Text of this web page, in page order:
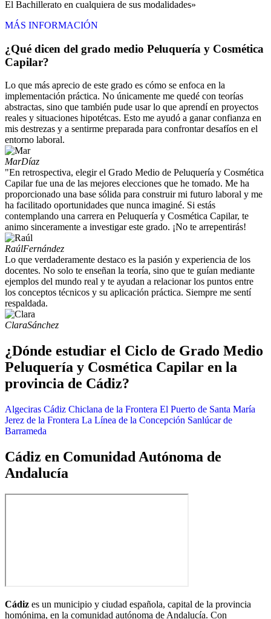
El Bachillerato en cualquiera de sus modalidades»
MÁS INFORMACIÓN
¿Qué dicen del grado medio Peluquería y Cosmética
Capilar?
Lo que más aprecio de este grado es cómo se enfoca en la
implementación práctica. No únicamente me quedé con teorías
abstractas, sino que también pude usar lo que aprendí en proyectos
reales y situaciones hipotétcas. Esto me ayudó a ganar confianza en
mis destrezas y a sentirme preparada para confrontar desafíos en el
entorno laboral.
MarDíaz
"En retrospectiva, elegir el Grado Medio de Peluquería y Cosmética
Capilar fue una de las mejores elecciones que he tomado. Me ha
proporcionado una base sólida para construir mi futuro laboral y me
ha facilitado oportunidades que nunca imaginé. Si estás
contemplando una carrera en Peluquería y Cosmética Capilar, te
animo sinceramente a investigar este grado. ¡No te arrepentirás!
RaúlFernández
Lo que verdaderamente destaco es la pasión y experiencia de los
docentes. No solo te enseñan la teoría, sino que te guían mediante
ejemplos del mundo real y te ayudan a relacionar los puntos entre
los conceptos técnicos y su aplicación práctica. Siempre me sentí
respaldada.
ClaraSánchez
¿Dónde estudiar el Ciclo de Grado Medio
Peluquería y Cosmética Capilar en la
provincia de Cádiz?
Algeciras Cádiz Chiclana de la Frontera El Puerto de Santa María
Jerez de la Frontera La Línea de la Concepción Sanlúcar de
Barrameda
Cádiz en Comunidad Autónoma de
Andalucía
Cádiz es un municipio y ciudad española, capital de la provincia
homónima, en la comunidad autónoma de Andalucía. Con